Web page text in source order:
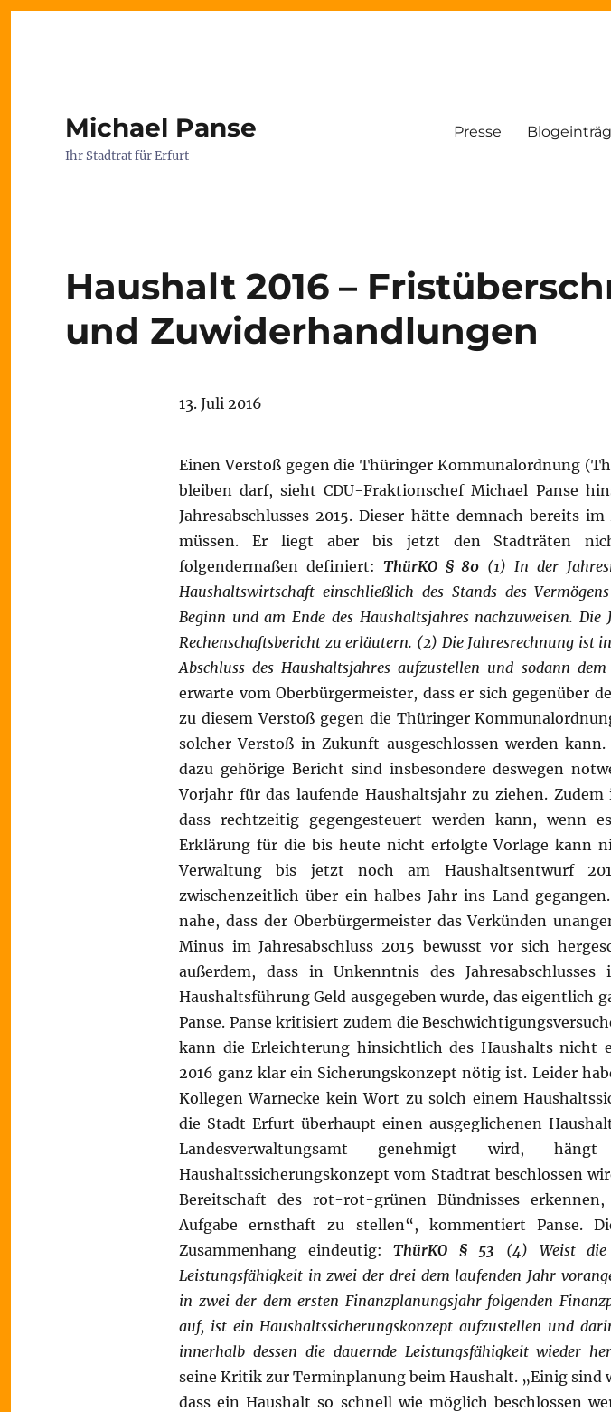
Michael Panse
Ihr Stadtrat für Erfurt
Presse
Haushalt 2016 –
und Zuwiderhandlungen
13. Juli 2016
Einen Verstoß gegen die Thüringer Kommunalordnung
bleiben darf, sieht CDU-Fraktionschef Michael Panse
Jahresabschlusses 2015. Dieser hätte demnach bereits
müssen. Er liegt aber bis jetzt den Stadträten
folgendermaßen definiert: ThürKO § 80 (1) In der
Haushaltswirtschaft einschließlich des Stands des
Beginn und am Ende des Haushaltsjahres nachzuweisen.
Rechenschaftsbericht zu erläutern. (2) Die Jahresrechnung ist
Abschluss des Haushaltsjahres aufzustellen und sodann
erwarte vom Oberbürgermeister, dass er sich gegenüber
zu diesem Verstoß gegen die Thüringer
solcher Verstoß in Zukunft ausgeschlossen werden kann.
dazu gehörige Bericht sind insbesondere deswegen
Vorjahr für das laufende Haushaltsjahr zu ziehen.
dass rechtzeitig gegengesteuert werden kann, wenn
Erklärung für die bis heute nicht erfolgte Vorlage kann
Verwaltung bis jetzt noch am Haushaltsentwurf
zwischenzeitlich über ein halbes Jahr ins Land
nahe, dass der Oberbürgermeister das Verkünden
Minus im Jahresabschluss 2015 bewusst vor sich
außerdem, dass in Unkenntnis des
Haushaltsführung Geld ausgegeben wurde, das eigentlich
Panse. Panse kritisiert zudem die
kann die Erleichterung hinsichtlich des Haushalts nicht
2016 ganz klar ein Sicherungskonzept nötig ist. Leider
Kollegen Warnecke kein Wort zu solch einem
die Stadt Erfurt überhaupt einen ausgeglichenen
Landesverwaltungsamt genehmigt wird,
Haushaltssicherungskonzept vom Stadtrat beschlossen
Bereitschaft des rot-rot-grünen Bündnisses
Aufgabe ernsthaft zu stellen“, kommentiert Panse.
Zusammenhang eindeutig:ThürKO § 53
(4) Weist die
Leistungsfähigkeit in zwei der drei dem laufenden Jahr
in zwei der dem ersten Finanzplanungsjahr folgenden
auf, ist ein Haushaltssicherungskonzept aufzustellen und
innerhalb dessen die dauernde Leistungsfähigkeit wieder
seine Kritik zur Terminplanung beim Haushalt. „Einig sind
dass ein Haushalt so schnell wie möglich beschlossen